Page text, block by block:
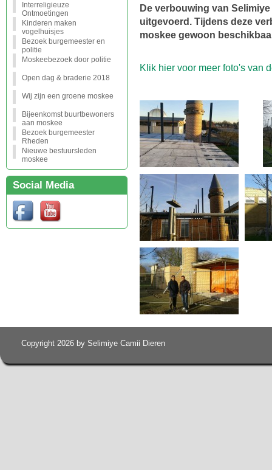
Interreligieuze
Ontmoetingen
Kinderen maken
vogelhuisjes
Bezoek burgemeester en
politie
Moskeebezoek door politie
Open dag & braderie 2018
Wij zijn een groene moskee
Bijeenkomst buurtbewoners
aan moskee
Bezoek burgemeester
Rheden
Nieuwe bestuursleden
moskee
Social Media
De verbouwing van
uitgevoerd. Tijdens deze
moskee gewoon
Klik hier voor meer foto's van
Copyright 2026 by Selimiye Camii Dieren